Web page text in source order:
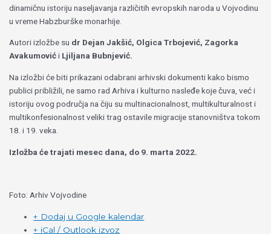
dinamičnu istoriju naseljavanja različitih evropskih naroda u Vojvodinu
u vreme Habzburške monarhije.
Autori izložbe su dr Dejan Jakšić, Olgica Trbojević, Zagorka
Avakumovići Ljiljana Bubnjević.
Na izložbi će biti prikazani odabrani arhivski dokumenti kako bismo
publici približili, ne samo rad Arhiva i kulturno nasleđe koje čuva, već i
istoriju ovog područja na čiju su multinacionalnost, multikulturalnost i
multikonfesionalnost veliki trag ostavile migracije stanovništva tokom
18. i 19. veka.
Izložba će trajati mesec dana, do 9. marta 2022.
Foto: Arhiv Vojvodine
+ Dodaj u Google kalendar
+ iCal / Outlook izvoz